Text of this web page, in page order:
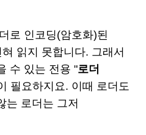
로 인코딩(암호화)된
읽지 못합니다. 그래서
수 있는 전용 "로더
필요하지요. 이때 로더도
는 로더는 그저